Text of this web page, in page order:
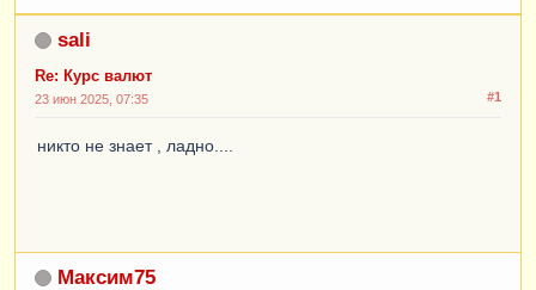
sali
Re: Курс валют
#1
23 июн 2025, 07:35
никто не знает , ладно....
Максим75